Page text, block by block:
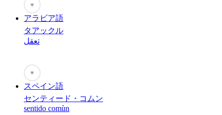
♥
アラビア語
タアックル
تعقل
♥
スペイン語
センティード・コムン
sentido comùn